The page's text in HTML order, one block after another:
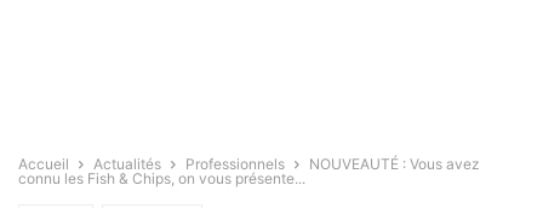
Accueil Actualités Professionnels
NOUVEAUTÉ : Vous avez
connu les Fish & Chips, on vous présente...